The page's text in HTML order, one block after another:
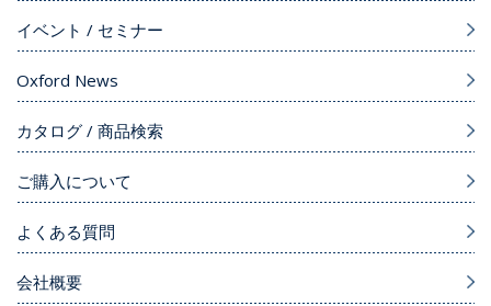
イベント / セミナー
Oxford News
カタログ / 商品検索
ご購入について
よくある質問
会社概要